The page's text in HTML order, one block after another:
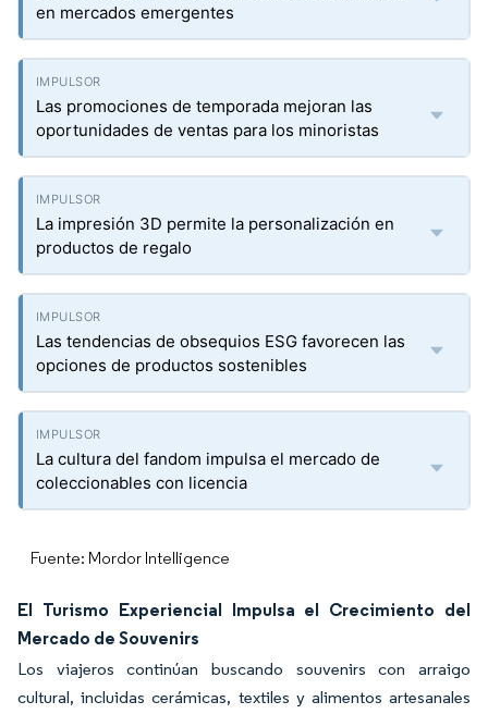
en mercados emergentes
Las promociones de temporada mejoran las
oportunidades de ventas para los minoristas
La impresión 3D permite la personalización en
productos de regalo
Las tendencias de obsequios ESG favorecen las
opciones de productos sostenibles
La cultura del fandom impulsa el mercado de
coleccionables con licencia
Fuente: Mordor Intelligence
El Turismo Experiencial Impulsa el Crecimiento del
Mercado de Souvenirs
Los viajeros continúan buscando souvenirs con arraigo
cultural, incluidas cerámicas, textiles y alimentos artesanales